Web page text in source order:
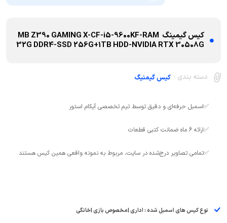
کیس گیمینگ MB Z390 GAMING X-CF-i5-9600KF-RAM
32G DDR4-SSD 256G+1TB HDD-NVIDIA RTX 30508G
دسته بندی : کیس گیمنیگ
✅تمامی تصاویر درج‌شده در سایت، مربوط به نمونه واقعی همین کیس هستند
نوع کیس های اسمبل شده : اداری |مخصوص بازی |خانگی